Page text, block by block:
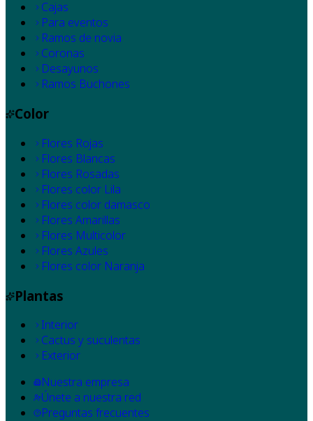
Cajas
Para eventos
Ramos de novia
Coronas
Desayunos
Ramos Buchones
Color
Flores Rojas
Flores Blancas
Flores Rosadas
Flores color Lila
Flores color damasco
Flores Amarillas
Flores Multicolor
Flores Azules
Flores color Naranja
Plantas
Interior
Cactus y suculentas
Exterior
Nuestra empresa
Únete a nuestra red
Preguntas frecuentes